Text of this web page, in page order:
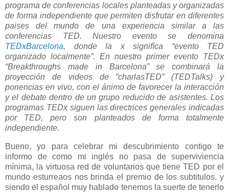
programa de conferencias locales planteadas y organizadas
de forma independiente que permiten disfrutar en diferentes
paises del mundo de una experiencia similar a las
conferencias TED. Nuestro evento se denomina
TEDxBarcelona, donde la x signifíca “evento TED
organizado localmente”. En nuestro primer evento TEDx
“Breakthroughs made in Barcelona” se combinará la
proyección de videos de “charlasTED” (TEDTalks) y
ponencias en vivo, con el ánimo de favorecer la interacción
y el debate dentro de un grupo reducido de asistentes. Los
programas TEDx siguen las directrices generales indicadas
por TED, pero son planteados de forma totalmente
independiente.
Bueno, yo para celebrar mi descubrimiento contigo te
informo de como mi inglés no pasa de superviviencia
mínima, la virtuosa red de voluntarios que tiene TED por el
mundo esturreaos nos brinda el premio de los subtitulos, y
siendo el español muy hablado tenemos la suerte de tenerlo